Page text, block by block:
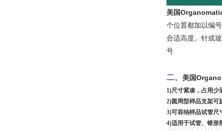
美国
个位置都加以编
合适高度。针或
号
二、 美国
1)尺寸紧凑，占用少
2)圆周型样品支架可
3)可容纳样品试管尺
4)适用于试管、锥形